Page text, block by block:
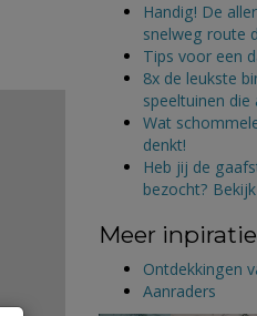
Handig! De
snelweg route
Tips voor een
8x de leukste
speeltuinen die
Wat
denkt!
Heb jij de
bezocht?
Meer inpiratie
Ontdekkingen
Aanraders